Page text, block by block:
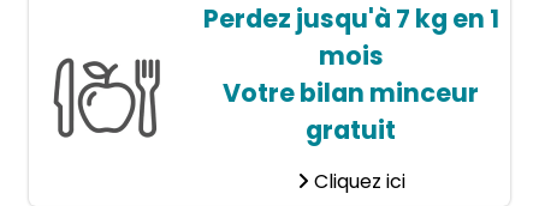
Perdez jusqu'à 7 kg en 1
mois
Votre bilan minceur
gratuit
Cliquez ici